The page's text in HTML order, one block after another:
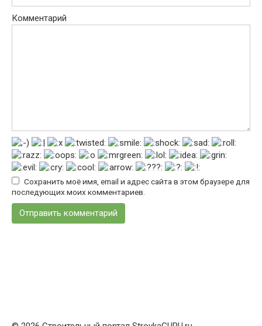
Комментарий
Сохранить моё имя, email и адрес сайта в этом браузере для
последующих моих комментариев.